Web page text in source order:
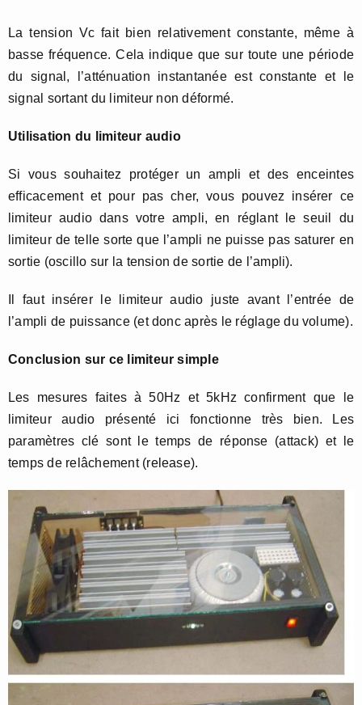
La tension Vc fait bien relativement constante, même à
basse fréquence. Cela indique que sur toute une période
du signal, l’atténuation instantanée est constante et le
signal sortant du limiteur non déformé.
Utilisation du limiteur audio
Si vous souhaitez protéger un ampli et des enceintes
efficacement et pour pas cher, vous pouvez insérer ce
limiteur audio dans votre ampli, en réglant le seuil du
limiteur de telle sorte que l’ampli ne puisse pas saturer en
sortie (oscillo sur la tension de sortie de l’ampli).
Il faut insérer le limiteur audio juste avant l’entrée de
l’ampli de puissance (et donc après le réglage du volume).
Conclusion sur ce limiteur simple
Les mesures faites à 50Hz et 5kHz confirment que le
limiteur audio présenté ici fonctionne très bien. Les
paramètres clé sont le temps de réponse (attack) et le
temps de relâchement (release).